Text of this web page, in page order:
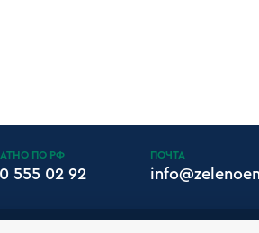
ПО РФ
555 02 92
ПОЧТА